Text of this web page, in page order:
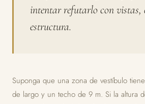
intentar refutarlo con vistas,
estructura.
Suponga que una zona de vestíbulo
de largo y un techo de 9 m. Si la altura